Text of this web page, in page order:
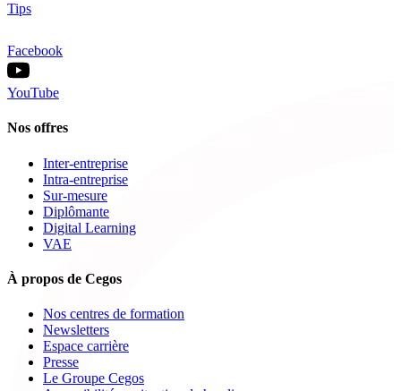
Tips
Facebook
YouTube
Nos offres
Inter-entreprise
Intra-entreprise
Sur-mesure
Diplômante
Digital Learning
VAE
À propos de Cegos
Nos centres de formation
Newsletters
Espace carrière
Presse
Le Groupe Cegos